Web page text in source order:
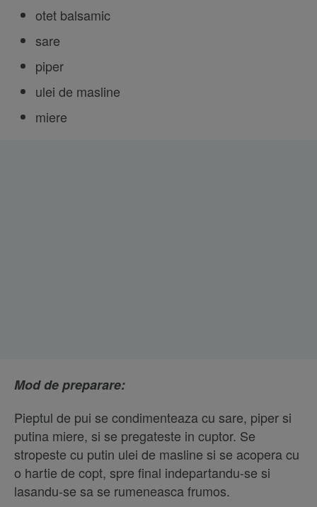
otet balsamic
sare
piper
ulei de masline
miere
Mod de preparare:
Pieptul de pui se condimenteaza cu sare, piper si
putina miere, si se pregateste in cuptor. Se
stropeste cu putin ulei de masline si se acopera cu
o hartie de copt, spre final indepartandu-se si
lasandu-se sa se rumeneasca frumos.